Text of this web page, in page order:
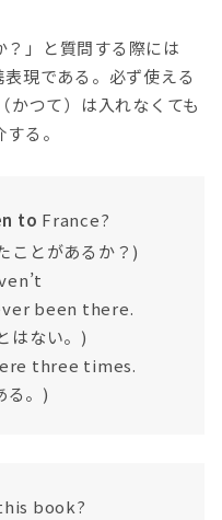
？」と質問する際には
現である。必ず使える
つて）は入れなくても
る。
to France?
ことがあるか？)
been there.
はない。)
three times.
る。)
book?